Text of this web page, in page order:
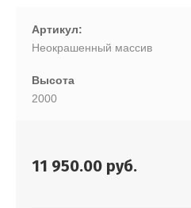
Артикул:
Неокрашенный массив
Высота
2000
11 950.00 руб.